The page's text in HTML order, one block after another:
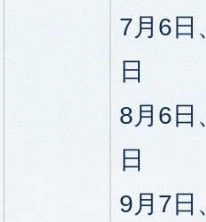
7月6日
日
8月6日
日
9月7日